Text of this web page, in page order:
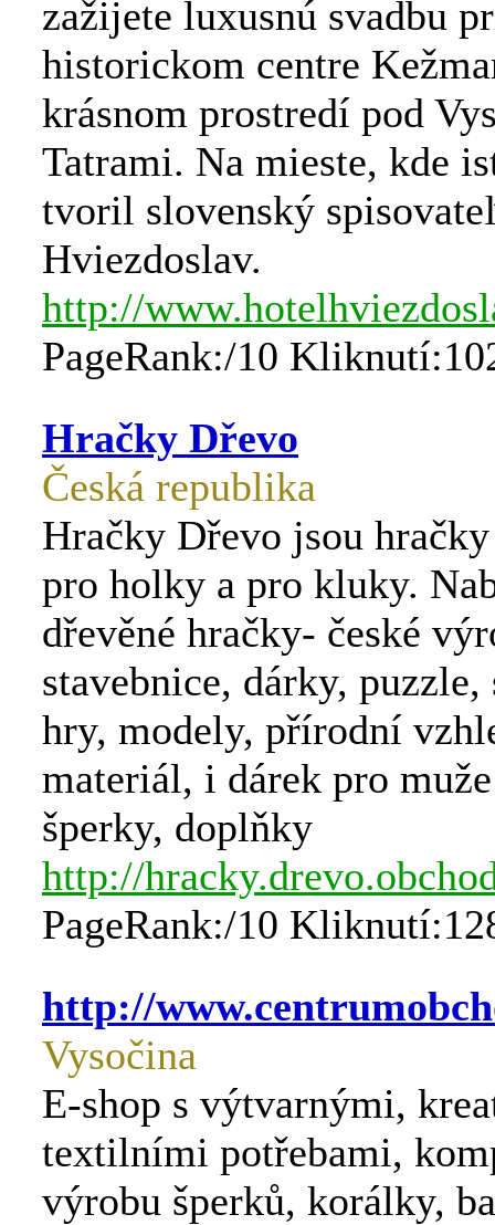
zažijete luxusnú svadbu
historickom centre
krásnom prostredí pod
Tatrami. Na mieste, kde
tvoril slovenský
Hviezdoslav.
http://
PageRank:/10
Hračky Dřevo
Česká republika
Hračky Dřevo jsou
pro holky a pro kluky.
dřevěné hračky- české
stavebnice, dárky, puzzle,
hry, modely, přírodní
materiál, i dárek pro
šperky, doplňky
http://
PageRank:/10
http://
Vysočina
E-shop s výtvarnými,
textilními potřebami,
výrobu šperků, korálky,